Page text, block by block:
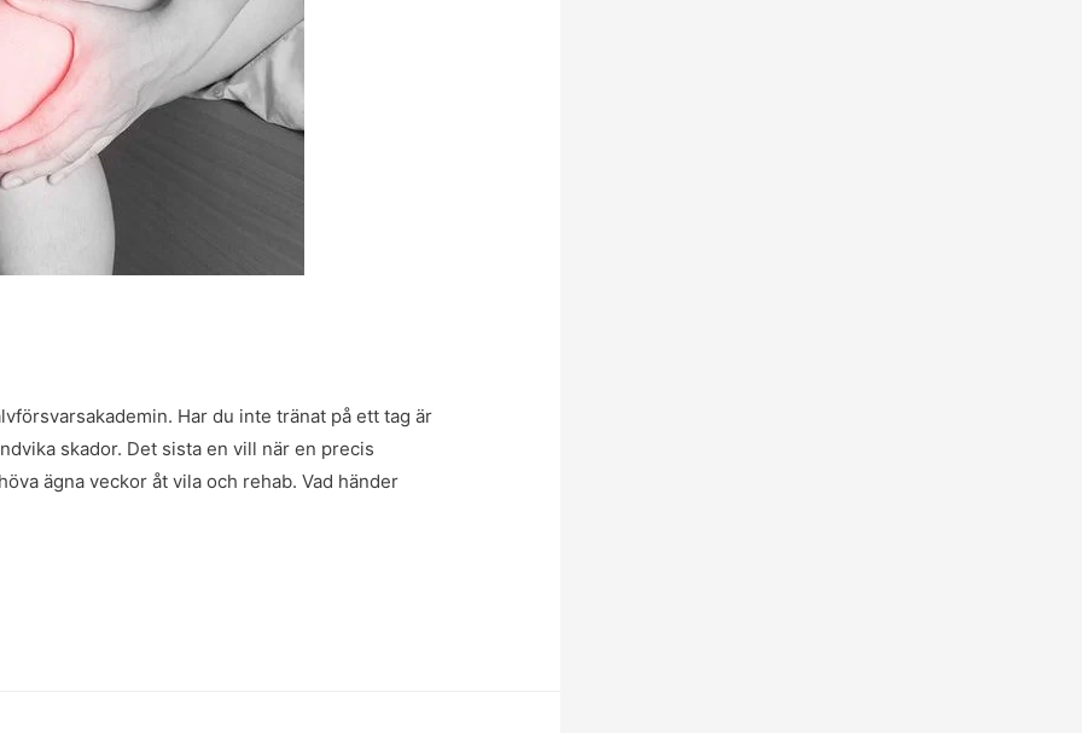
Har du inte tränat på ett tag är
skador. Det sista en vill när en precis
ägna veckor åt vila och rehab. Vad händer